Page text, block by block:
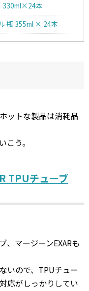
330ml×24本
瓶 355ml × 24本
ットな製品は消耗品
こう。
TPUチューブ
、マージーンEXARも
いので、TPUチュー
応がしっかりしてい